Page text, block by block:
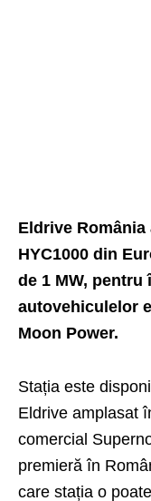
Eldrive
HYC1000 din
de 1 MW, pentru
autovehiculelor
Moon Power.
Stația este
Eldrive amplasat
comercial
premieră în
care stația o